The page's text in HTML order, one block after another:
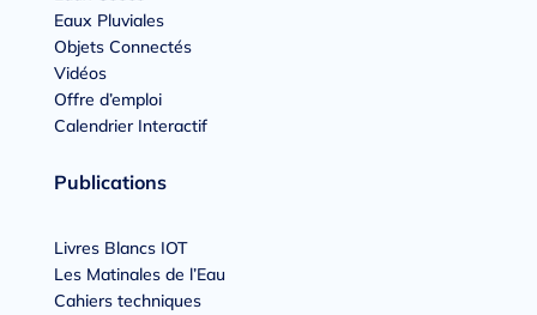
Eaux Pluviales
Objets Connectés
Vidéos
Offre d’emploi
Calendrier Interactif
Publications
Livres Blancs IOT
Les Matinales de l’Eau
Cahiers techniques